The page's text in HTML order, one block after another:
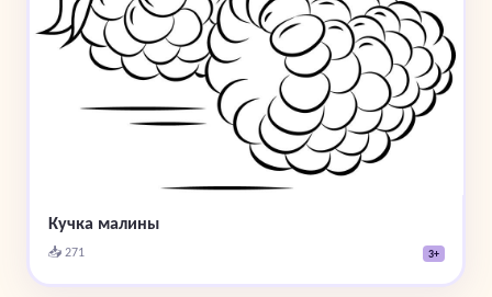
Кучка малины
📥 271 3+